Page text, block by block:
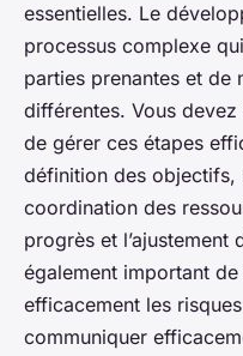
essentielles. Le
processus complexe
parties prenantes et de
différentes. Vous
de gérer ces étapes
définition des objectifs,
coordination des
progrès et l’ajustement
également important
efficacement les
communiquer